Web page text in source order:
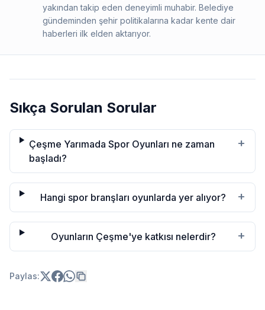
yakından takip eden deneyimli muhabir. Belediye
gündeminden şehir politikalarına kadar kente dair
haberleri ilk elden aktarıyor.
Sıkça Sorulan Sorular
Çeşme Yarımada Spor Oyunları ne zaman
başladı?
+
Hangi spor branşları oyunlarda yer alıyor? +
Oyunların Çeşme'ye katkısı nelerdir? +
Paylas: